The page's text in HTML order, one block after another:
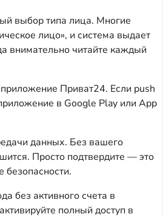
выбор типа лица. Многие
лицо», и система выдает
внимательно читайте каждый
Приват24. Если push
в Google Play или App
данных. Без вашего
Просто подтвердите — это
безопасности.
без активного счета в
полный доступ в